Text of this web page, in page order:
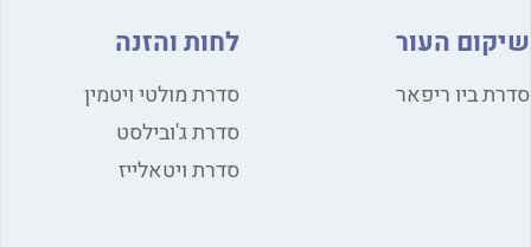
העור
ביו ריפאר
לחות והזנה
סדרת מולטי ויטמין
סדרת ג'ובילסט
סדרת ויטאלייז